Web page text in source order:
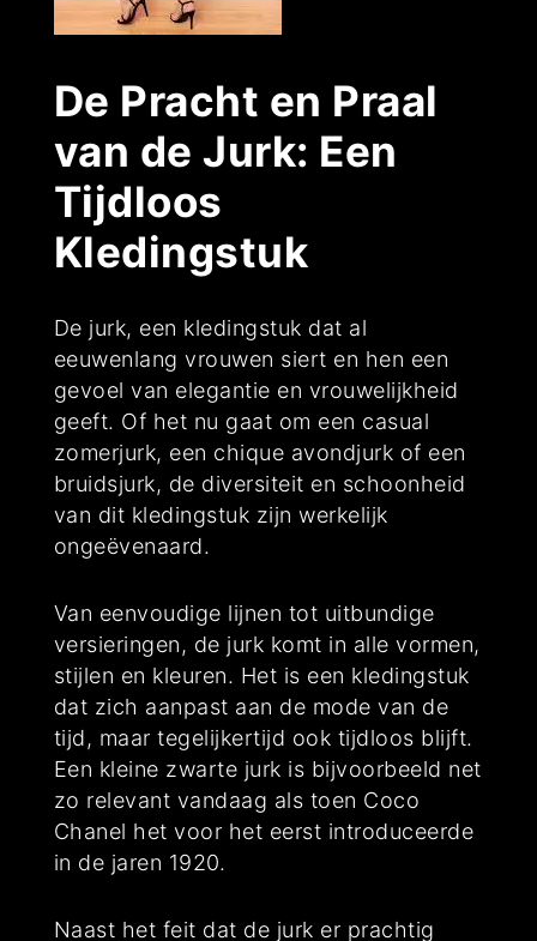
De Pracht en Praal
van de Jurk: Een
Tijdloos
Kledingstuk
De jurk, een kledingstuk dat al
eeuwenlang vrouwen siert en hen een
gevoel van elegantie en vrouwelijkheid
geeft. Of het nu gaat om een casual
zomerjurk, een chique avondjurk of een
bruidsjurk, de diversiteit en schoonheid
van dit kledingstuk zijn werkelijk
ongeëvenaard.
Van eenvoudige lijnen tot uitbundige
versieringen, de jurk komt in alle vormen,
stijlen en kleuren. Het is een kledingstuk
dat zich aanpast aan de mode van de
tijd, maar tegelijkertijd ook tijdloos blijft.
Een kleine zwarte jurk is bijvoorbeeld net
zo relevant vandaag als toen Coco
Chanel het voor het eerst introduceerde
in de jaren 1920.
Naast het feit dat de jurk er prachtig